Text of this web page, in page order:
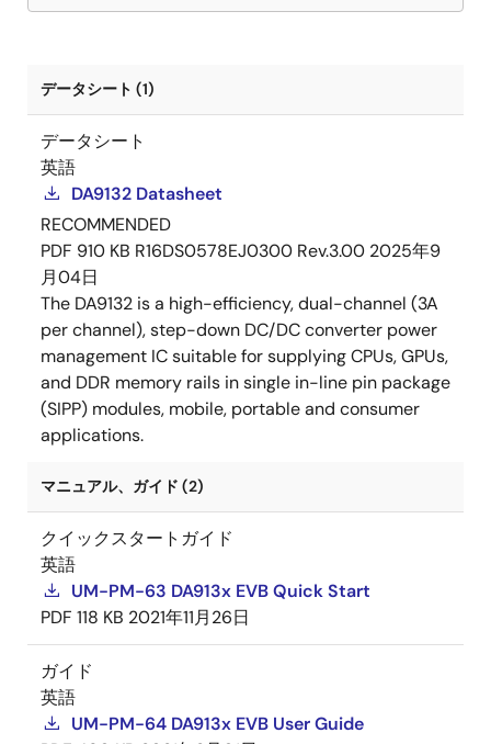
データシート (1)
データシート
英語
DA9132 Datasheet
RECOMMENDED
PDF 910 KB R16DS0578EJ0300 Rev.3.00 2025年9
月04日
The DA9132 is a high-efficiency, dual-channel (3A
per channel), step-down DC/DC converter power
management IC suitable for supplying CPUs, GPUs,
and DDR memory rails in single in-line pin package
(SIPP) modules, mobile, portable and consumer
applications.
マニュアル、ガイド (2)
クイックスタートガイド
英語
UM-PM-63 DA913x EVB Quick Start
PDF 118 KB 2021年11月26日
ガイド
英語
UM-PM-64 DA913x EVB User Guide